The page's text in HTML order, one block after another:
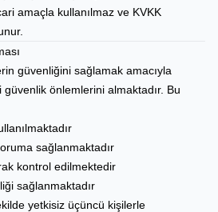
amaçla kullanılmaz ve KVKK
güvenliğini sağlamak amacıyla
önlemlerini almaktadır. Bu
sağlanmaktadır
kontrol edilmektedir
sağlanmaktadır
yetkisiz üçüncü kişilerle